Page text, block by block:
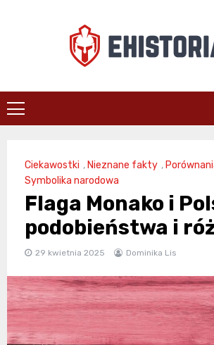
Ciekawostki , Nieznane fakty ,
Symbolika narodowa
Flaga Monako i
podobieństwa i
29 kwietnia 2025 Dominika Lis